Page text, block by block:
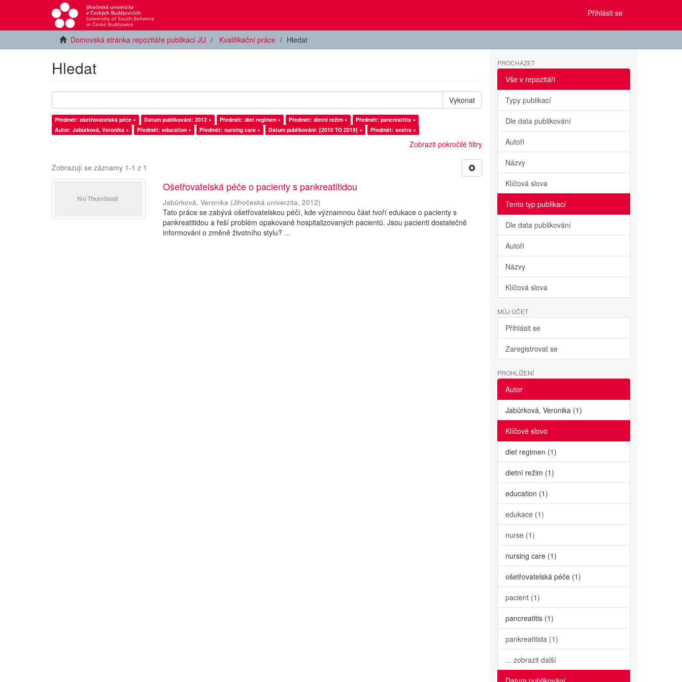
Přihlásit se
Domovská stránka repozitáře publikací JU Kvalifikační práce Hledat
Hledat
Vykonat
Předmět: ošetřovatelská péče × Datum publikování: 2012 × Předmět: diet regimen × Předmět: dietní režim ×
Předmět: pancreatitis ×
Autor: Jabůrková, Veronika ×
Předmět: education × Předmět: nursing care × Datum publikování: [2010 TO 2019] × Předmět: sestra ×
Zobrazit pokročilé filtry
Zobrazují se záznamy 1-1 z 1
Ošetřovatelská péče o pacienty s pankreatitidou
Jabůrková, Veronika (Jihočeská univerzita,2012)
Tato práce se zabývá ošetřovatelskou péčí, kde významnou část tvoří edukace o pacienty s
pankreatitidou a řeší problém opakovaně hospitalizovaných pacientů. Jsou pacienti dostatečně
informováni o změně životního stylu? ...
PROCHÁZET
Vše v repozitáři
Typy publikací
Dle data publikování
Autoři
Názvy
Klíčová slova
Tento typ publikací
Dle data publikování
Autoři
Názvy
Klíčová slova
MŮJ ÚČET
Přihlásit se
Zaregistrovat se
PROHLÍŽENÍ
Autor
Jabůrková, Veronika (1)
Klíčové slovo
diet regimen (1)
dietní režim (1)
education (1)
edukace (1)
nurse (1)
nursing care (1)
ošetřovatelská péče (1)
pacient (1)
pancreatitis (1)
pankreatitida (1)
... zobrazit další